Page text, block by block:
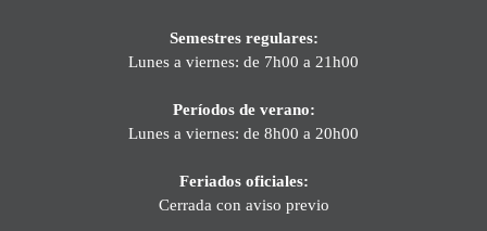
Semestres regulares:
Lunes a viernes: de 7h00 a 21h00
Períodos de verano:
Lunes a viernes: de 8h00 a 20h00
Feriados oficiales:
Cerrada con aviso previo